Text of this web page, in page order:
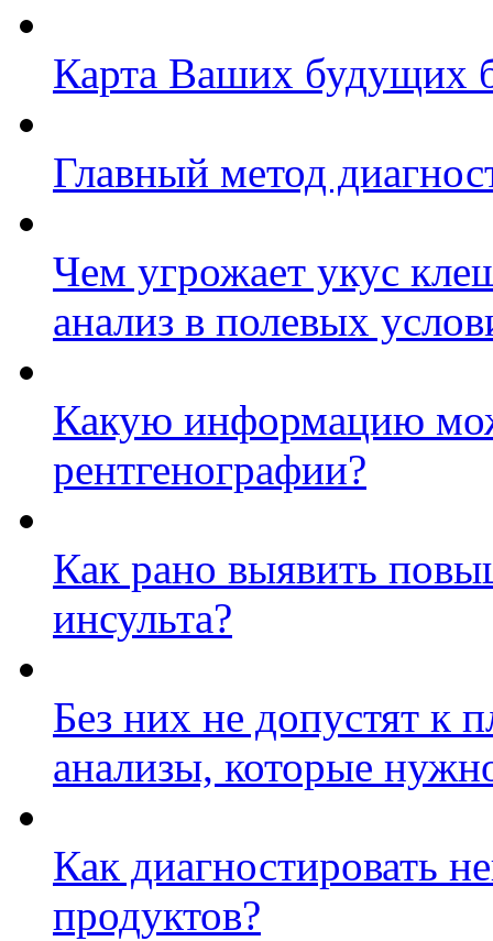
Карта Ваших будущих
Главный метод
Чем угрожает укус
анализ в полевых
Какую информацию
рентгенографии?
Как рано выявить
инсульта?
Без них не допустят к
анализы, которые
Как диагностировать
продуктов?